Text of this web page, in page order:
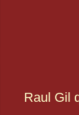
Raul Gil